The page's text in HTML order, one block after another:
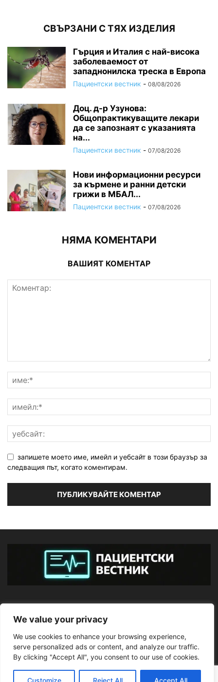
We value your privacy
We use cookies to enhance your browsing experience,
serve personalized ads or content, and analyze our traffic.
By clicking "Accept All", you consent to our use of cookies.
Customize Reject All Accept All
СВЪРЗАНИ С ТЯХ ИЗДЕЛИЯ
Гърция и Италия с най-висока
заболеваемост от
западнонилска треска в Европа
Пациентски вестник - 08/08/2026
Доц. д-р Узунова:
Общопрактикуващите лекари
да се запознаят с указанията
на...
Пациентски вестник - 07/08/2026
Нови информационни ресурси
за кърмене и ранни детски
грижи в МБАЛ...
Пациентски вестник - 07/08/2026
НЯМА КОМЕНТАРИ
ВАШИЯТ КОМЕНТАР
запишете моето име, имейл и уебсайт в този браузър за
следващия път, когато коментирам.
ПОСЛЕДВАЙТЕ НИ